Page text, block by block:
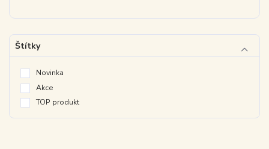
Štítky
Novinka
Akce
TOP produkt